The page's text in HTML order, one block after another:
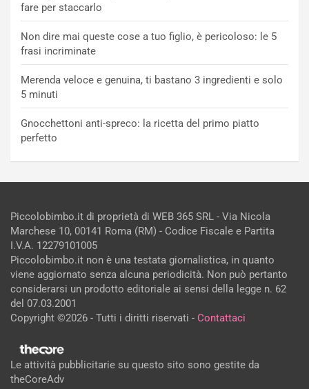
fare per staccarlo
Non dire mai queste cose a tuo figlio, è pericoloso: le 5
frasi incriminate
Merenda veloce e genuina, ti bastano 3 ingredienti e solo
5 minuti
Gnocchettoni anti-spreco: la ricetta del primo piatto
perfetto
Piccolobimbo.it di proprietà di WEB 365 SRL - Via Nicola
Marchese 10, 00141 Roma (RM) - Codice Fiscale e Partita
I.V.A. 12279101005
Piccolobimbo.it non è una testata giornalistica, in quanto
viene aggiornato senza alcuna periodicità. Non può pertanto
considerarsi un prodotto editoriale ai sensi della legge n. 62
del 07.03.2001
Copyright ©2026 - Tutti i diritti riservati - Contattaci
Le attività pubblicitarie su questo sito sono gestite da
theCoreAdv